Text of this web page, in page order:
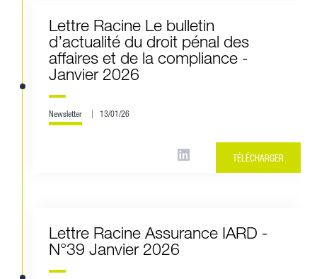
Lettre Racine Le bulletin
d’actualité du droit pénal des
affaires et de la compliance -
Janvier 2026
Newsletter 13/01/26
TÉLÉCHARGER
Lettre Racine Assurance IARD -
N°39 Janvier 2026